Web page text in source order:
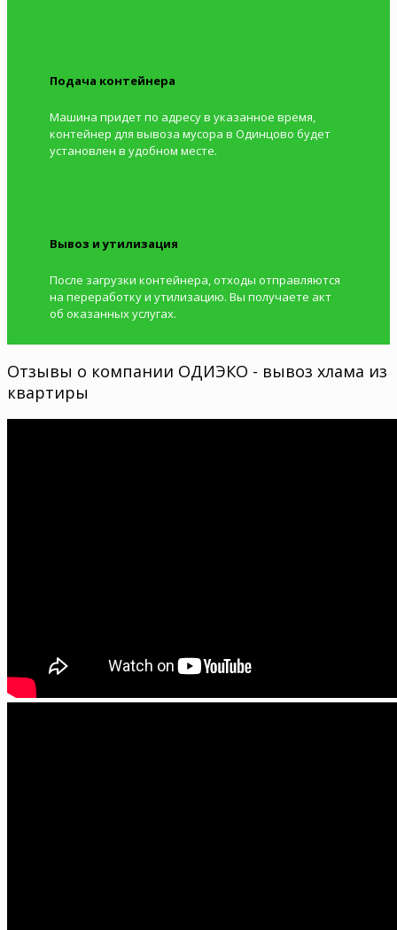
Подача контейнера
Машина придет по адресу в указанное время,
контейнер для вывоза мусора в Одинцово будет
установлен в удобном месте.
Вывоз и утилизация
После загрузки контейнера, отходы отправляются
на переработку и утилизацию. Вы получаете акт
об оказанных услугах.
Отзывы о компании ОДИЭКО - вывоз хлама из
квартиры